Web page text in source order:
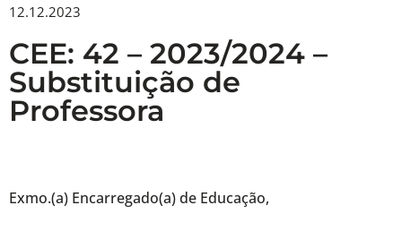
12.12.2023
CEE: 42 – 2023/2024 –
Substituição de
Professora
Exmo.(a) Encarregado(a) de Educação,